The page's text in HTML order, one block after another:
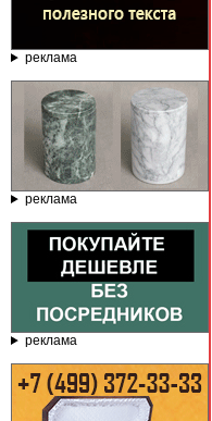
реклама
реклама
реклама